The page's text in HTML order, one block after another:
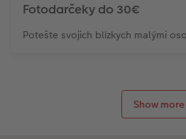
Fotodarčeky do 30€
Potešte svojich blízkych malými
Show more